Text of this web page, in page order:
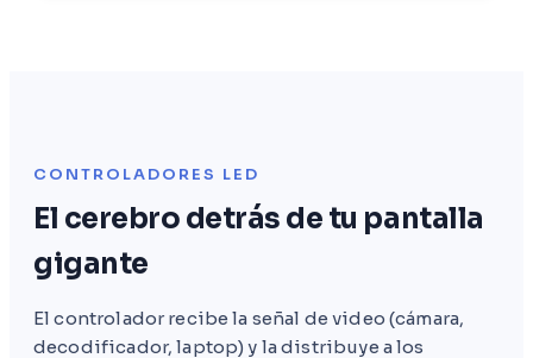
CONTROLADORES LED
El cerebro detrás de tu pantalla
gigante
El controlador recibe la señal de video (cámara,
decodificador, laptop) y la distribuye a los